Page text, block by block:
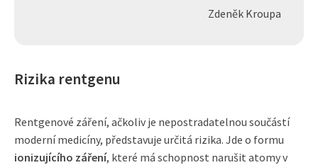
Zdeněk Kroupa
Rizika rentgenu
Rentgenové záření, ačkoliv je nepostradatelnou součástí
moderní medicíny, představuje určitá rizika. Jde o formu
ionizujícího záření, které má schopnost narušit atomy v